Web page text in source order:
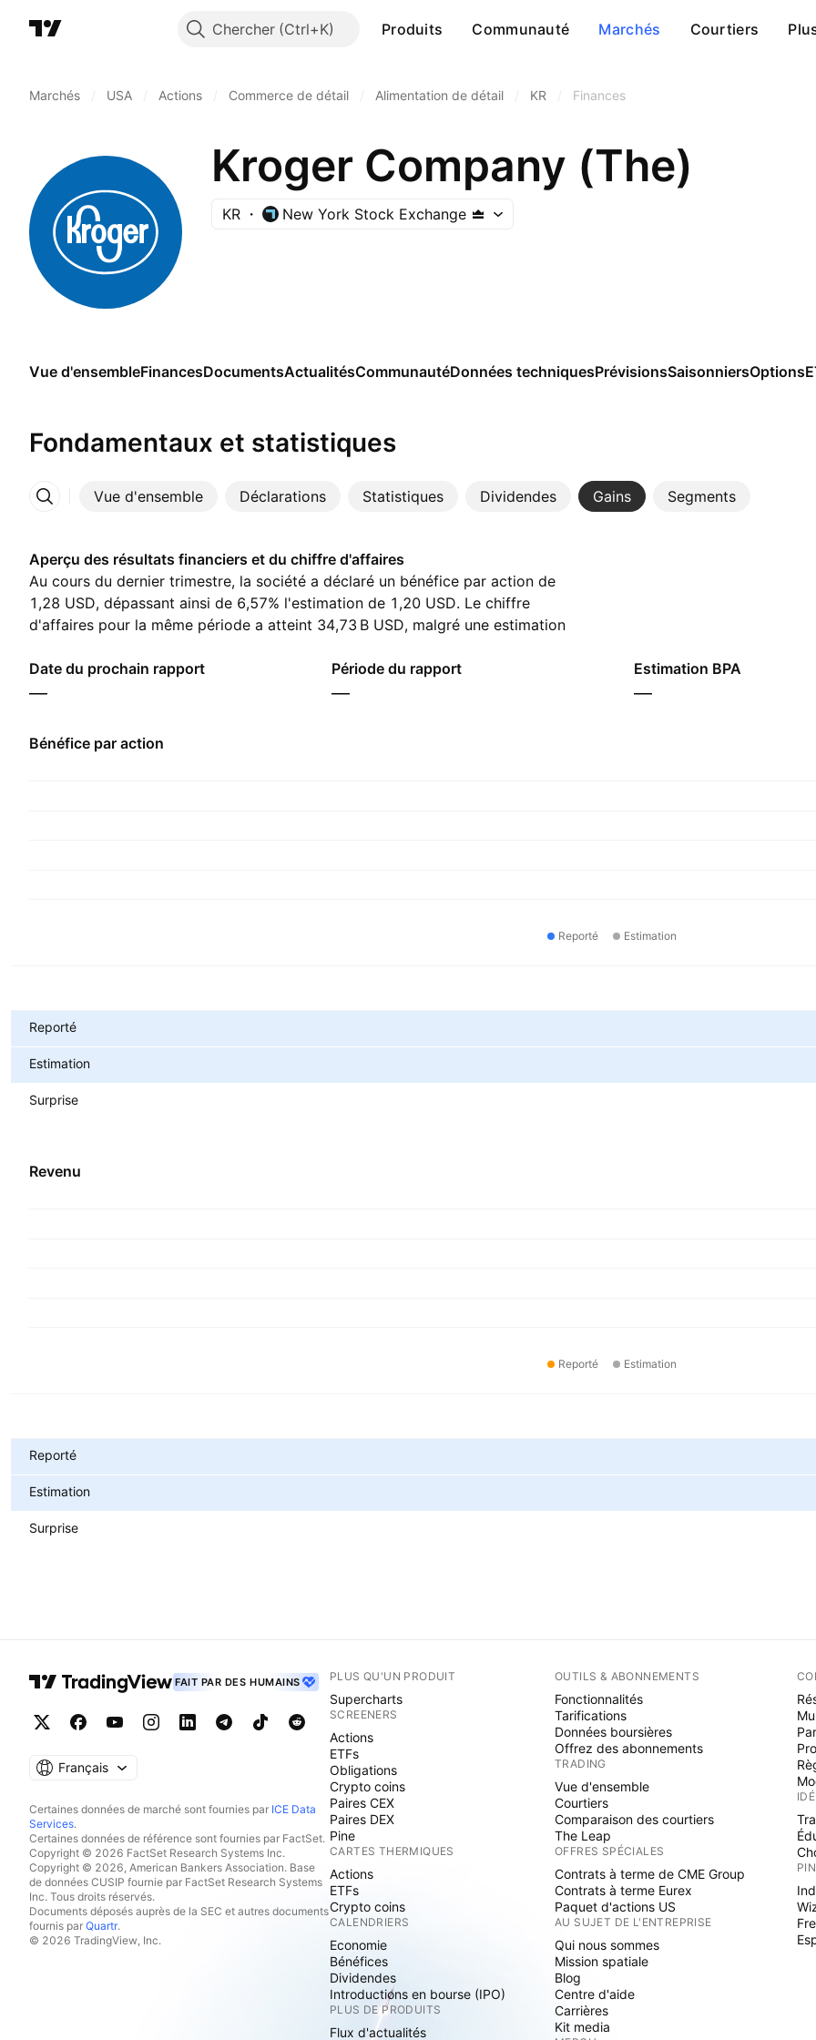
Chercher Produits Communauté Marchés Courtiers
Marchés USA Actions Commerce de détail Alimentation de détail KR Finances
Kroger Company (The)
KR New York Stock Exchange
Vue d'ensembleFinancesDocumentsActualitésCommunautéDonnées techniquesPrévisionsSaisonniersOptions
Fondamentaux et statistiques
Vue d'ensemble Déclarations Statistiques Dividendes Gains Segments
Plus
Aperçu des résultats financiers et du chiffre d'affaires
Au cours du dernier trimestre, la société a déclaré un bénéfice par action de
1,28 USD, dépassant ainsi de 6,57% l'estimation de 1,20 USD. Le chiffre
d'affaires pour la même période a atteint ‪34,73 B‬ USD, malgré une estimation
bénéfice par action de 1,05 USD et un chiffre d'affaires de ‪34,65 B‬ USD.
Date du prochain rapport
—
Période du rapport
—
Estimation BPA
—
Bénéfice par action
Reporté Estimation
Reporté
Estimation
Surprise
Revenu
Reporté Estimation
Reporté
Estimation
Surprise
FAIT PAR DES HUMAINS
Français
Certaines données de marché sont fournies par ICE Data
Services.
Certaines données de référence sont fournies par FactSet.
Copyright © 2026 FactSet Research Systems Inc.
Copyright © 2026, American Bankers Association. Base
de données CUSIP fournie par FactSet Research Systems
Inc. Tous droits réservés.
Documents déposés auprès de la SEC et autres documents
fournis par Quartr.
© 2026 TradingView, Inc.
PLUS QU'UN PRODUIT
Supercharts
SCREENERS
Actions
ETFs
Obligations
Crypto coins
Paires CEX
Paires DEX
Pine
CARTES THERMIQUES
Actions
ETFs
Crypto coins
CALENDRIERS
Economie
Bénéfices
Dividendes
Introductions en bourse (IPO)
PLUS DE PRODUITS
Flux d'actualités
OUTILS & ABONNEMENTS
Fonctionnalités
Tarifications
Données boursières
Offrez des abonnements
TRADING
Vue d'ensemble
Courtiers
Comparaison des courtiers
The Leap
OFFRES SPÉCIALES
Contrats à terme de CME Group
Contrats à terme Eurex
Paquet d'actions US
AU SUJET DE L'ENTREPRISE
Qui nous sommes
Mission spatiale
Blog
Centre d'aide
Carrières
Kit media